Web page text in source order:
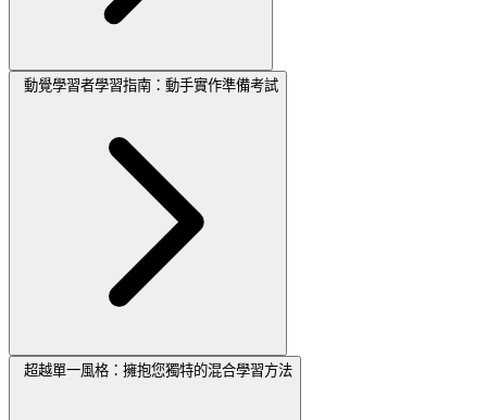
動覺學習者學習指南：動手實作準備考試
超越單一風格：擁抱您獨特的混合學習方法